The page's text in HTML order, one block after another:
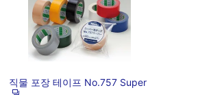
직물 포장 테이프 No.757 Super